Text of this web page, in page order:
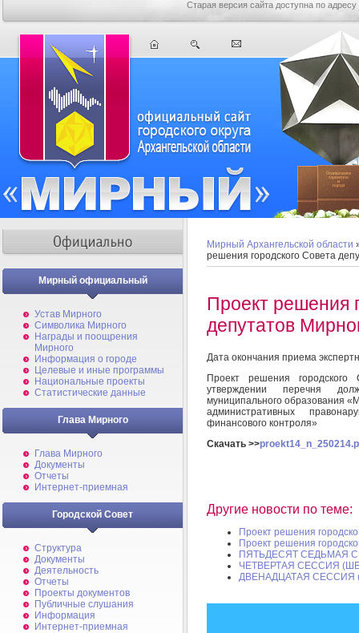
Старая версия сайта доступна по адресу
Мирный официальный
Устав Мирного
Символика Мирного
Награды и поощрения
Мирного
Информация о городе
Целевые и иные программы
Национальные проекты
Статистические данные
Глава Мирного
Глава Мирного
Документы
Отчеты
Интернет-приемная
Городской Совет
Структура
Документы
Деятельность
Отчеты
Проекты документов
Публичные слушания
Информация
Интернет-приемная
Мирный Архангельской области
решения городского Совета
Проект решения
депутатов
Дата окончания приема
Проект решения
утверждении перечня
муниципального образования
административных
финансового контроля»
Скачать >>
Другие новости по теме:
Проект решения
Проект решения
ПЯТЬДЕСЯТ СЕДЬМАЯ
ЧЕТВЕРТАЯ СЕССИЯ
ДВЕНАДЦАТАЯ СЕССИЯ